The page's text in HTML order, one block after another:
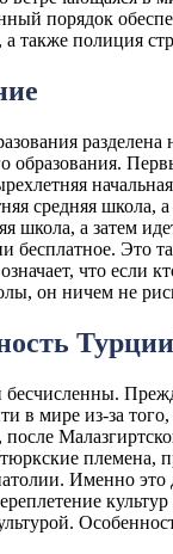
порядок
также полиция
образования.
средняя школа,
школа, а затем
бесплатное. Это
что если
он ничем не
в мире из-за
племена,
Именно это